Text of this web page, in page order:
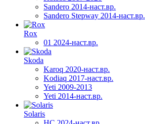
Sandero 2014-наст.вр.
Sandero Stepway 2014-наст.вр.
Rox
01 2024-наст.вр.
Skoda
Karoq 2020-наст.вр.
Kodiaq 2017-наст.вр.
Yeti 2009-2013
Yeti 2014-наст.вр.
Solaris